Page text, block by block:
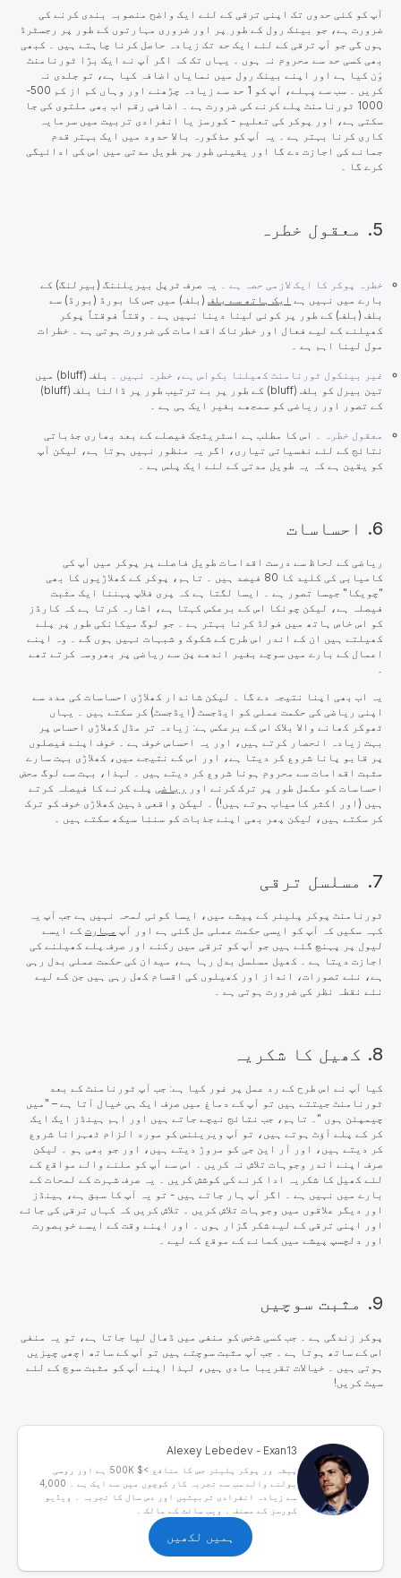
آپ کو کئی حدوں تک اپنی ترقی کے لئے ایک واضح منصوبہ بندی کرنے کی
ضرورت ہے، جو بینک رول کے طور پر اور ضروری مہارتوں کے طور پر رجسٹرڈ
ہوں گی جو آپ ترقی کے لئے ایک حد تک زیادہ حاصل کرنا چاہتے ہیں ۔ کبھی
بھی کسی حد سے محروم نہ ہوں ۔ یہاں تک کہ اگر آپ نے ایک بڑا ٹورنامنٹ
وَن کیا ہے اور اپنے بینک رول میں نمایاں اضافہ کیا ہے، تو جلدی نہ
کریں ۔ سب سے پہلے، آپ کو 1 حد سے زیادہ چڑھنے اور وہاں کم از کم 500-
1000 ٹورنامنٹ پلے کرنے کی ضرورت ہے ۔ اضافی رقم اب بھی ملتوی کی جا
سکتی ہے، اور پوکر کی تعلیم - کورسز یا انفرادی تربیت میں سرمایہ
کاری کرنا بہتر ہے ۔ یہ آپ کو مذکورہ بالا حدود میں ایک بہتر قدم
جمانے کی اجازت دے گا اور یقینی طور پر طویل مدتی میں اس کی ادائیگی
کرے گا ۔
5. معقول خطرہ
خطرہ پوکر کا ایک لازمی حصہ ہے ۔
یہ صرف ٹرپل بیریلننگ (بیرلنگ) کے
بارے میں نہیں ہے ایک ہاتھ سے بلف (بلف) میں جس کا بورڈ (بورڈ) سے
بلف (بلف) کے طور پر کوئی لینا دینا نہیں ہے ۔ وقتاً فوقتاً پوکر
کھیلنے کے لیے فعال اور خطرناک اقدامات کی ضرورت ہوتی ہے ۔ خطرات
مول لینا اہم ہے ۔
غیر بینکول ٹورنامنٹ کھیلنا بکواس ہے، خطرہ نہیں ۔
بلف (bluff) میں
تین بیرل کو بلف (bluff) کے طور پر بے ترتیب طور پر ڈالنا بلف (bluff)
کے تصور اور ریاضی کو سمجھے بغیر ایک ہی ہے ۔
معقول خطرہ ۔
اس کا مطلب ہے اسٹریٹجک فیصلے کے بعد بھاری جذباتی
نتائج کے لئے نفسیاتی تیاری، اگر یہ منظور نہیں ہوتا ہے، لیکن آپ
کو یقین ہے کہ یہ طویل مدتی کے لئے ایک پلس ہے ۔
6. احساسات
ریاضی کے لحاظ سے درست اقدامات طویل فاصلے پر پوکر میں آپ کی
کامیابی کی کلید کا 80 فیصد ہیں ۔ تاہم، پوکر کے کھلاڑیوں کا بھی
"چویکا" جیسا تصور ہے ۔ ایسا لگتا ہے کہ پری فلاپ پہننا ایک مثبت
فیصلہ ہے، لیکن چوئکا اس کے برعکس کہتا ہے، اشارہ کرتا ہے کہ کارڈز
کو اس خاص ہاتھ میں فولڈ کرنا بہتر ہے ۔ جو لوگ میکانکی طور پر پلے
کھیلتے ہیں ان کے اندر اس طرح کے شکوک و شبہات نہیں ہوں گے ۔ وہ اپنے
اعمال کے بارے میں سوچے بغیر اندھے پن سے ریاضی پر بھروسہ کرتے تھے
یہ اب بھی اپنا نتیجہ دے گا ۔ لیکن شاندار کھلاڑی احساسات کی مدد سے
اپنی ریاضی کی حکمت عملی کو ایڈجسٹ (ایڈجسٹ) کر سکتے ہیں ۔ یہاں
ٹھوکر کھانے والا بلاک اس کے برعکس ہے: زیادہ تر مڈل کھلاڑی احساس پر
بہت زیادہ انحصار کرتے ہیں، اور یہ احساس خوف ہے ۔ خوف اپنے فیصلوں
پر قابو پانا شروع کر دیتا ہے، اور اس کے نتیجے میں، کھلاڑی بہت سارے
مثبت اقدامات سے محروم ہونا شروع کر دیتے ہیں ۔ لہذا، بہت سے لوگ محض
احساسات کو مکمل طور پر ترک کرنے اور ریاضی
پلے کرنے کا فیصلہ کرتے
ہیں (اور اکثر کامیاب ہوتے ہیں!) ۔ لیکن واقعی ذہین کھلاڑی خوف کو ترک
کر سکتے ہیں، لیکن پھر بھی اپنے جذبات کو سننا سیکھ سکتے ہیں ۔
7. مسلسل ترقی
ٹورنامنٹ پوکر پلیئر کے پیشے میں، ایسا کوئی لمحہ نہیں ہے جب آپ یہ
کہہ سکیں کہ آپ کو ایسی حکمت عملی مل گئی ہے اور آپ مہارت کے ایسے
لیول پر پہنچ گئے ہیں جو آپ کو ترقی میں رکنے اور صرف پلے کھیلنے کی
اجازت دیتا ہے ۔ کھیل مسلسل بدل رہا ہے، میدان کی حکمت عملی بدل رہی
ہے، نئے تصورات، انداز اور کھیلوں کی اقسام کھل رہی ہیں جن کے لیے
نئے نقطہ نظر کی ضرورت ہوتی ہے ۔
8. کھیل کا شکریہ
کیا آپ نے اس طرح کے رد عمل پر غور کیا ہے: جب آپ ٹورنامنٹ کے بعد
ٹورنامنٹ جیتتے ہیں تو آپ کے دماغ میں صرف ایک ہی خیال آتا ہے – " میں
چیمپئن ہوں "۔ تاہم، جب نتائج نیچے جاتے ہیں اور اہم ہینڈز ایک ایک
کر کے پلے آؤٹ ہوتے ہیں، تو آپ ویریئنس کو مورد الزام ٹھہرانا شروع
کر دیتے ہیں، اور آر این جی
کو مروڑ دیتے ہیں، اور جو بھی ہو ۔ لیکن
صرف اپنے اندر وجوہات تلاش نہ کریں ۔
اس سے آپ کو ملنے والے مواقع کے
لئے کھیل کا شکریہ ادا کرنے کی کوشش کریں ۔
یہ صرف شہرت کے لمحات کے
بارے میں نہیں ہے ۔ اگر آپ ہار جاتے ہیں - تو یہ آپ کا سبق ہے، ہینڈز
اور دیگر علاقوں میں وجوہات تلاش کریں ۔ تلاش کریں کہ کہاں ترقی کی جائے
اور اپنی ترقی کے لیے شکر گزار ہوں ۔ اور اپنے وقت کے ایسے خوبصورت
اور دلچسپ پیشے میں کمانے کے موقع کے لیے ۔
9. مثبت سوچیں
پوکر زندگی ہے ۔
جب کسی شخص کو منفی میں ڈھال لیا جاتا ہے، تو یہ منفی
اس کے ساتھ ہوتا ہے ۔ جب آپ مثبت سوچتے ہیں تو آپ کے ساتھ اچھی چیزیں
ہوتی ہیں ۔ خیالات تقریبا مادی ہیں، لہذا اپنے آپ کو مثبت سوچ کے لئے
سیٹ کریں!
Alexey Lebedev - Exan13
پیشہ ور پوکر پلیئر جس کا منافع >$ 500K ہے اور روسی
بولنے والے سب سے تجربہ کار کوچوں میں سے ایک ہے ۔ 4,000
سے زیادہ انفرادی تربیتیں اور دس سال کا تجربہ ۔ ویڈیو
کورسز کے مصنف ۔ ویب سائٹ کے مالک ۔
ہمیں لکھیں